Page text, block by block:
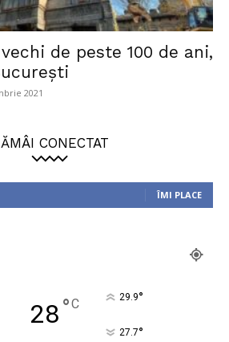
de peste 100 de ani,
2021
CONECTAT
ÎMI PLACE
28°C 29.9°
27.7°